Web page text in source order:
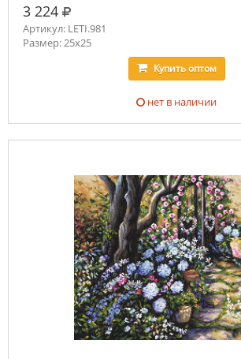
3 224 руб.
Артикул: LETI.981
Размер: 25x25
Купитьоптом
нет в наличии